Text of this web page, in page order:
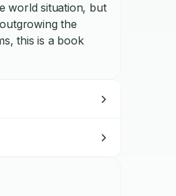
world situation, but
the
this is a book